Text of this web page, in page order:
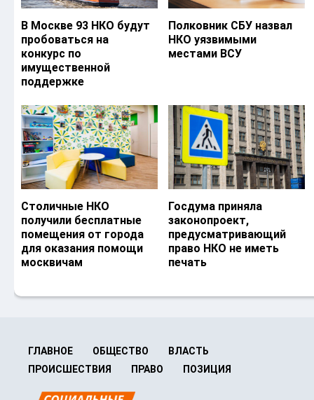
В Москве 93 НКО будут
пробоваться на
конкурс по
имущественной
поддержке
Полковник СБУ назвал
НКО уязвимыми
местами ВСУ
Столичные НКО
получили бесплатные
помещения от города
для оказания помощи
москвичам
Госдума приняла
законопроект,
предусматривающий
право НКО не иметь
печать
ГЛАВНОЕ ОБЩЕСТВО
ВЛАСТЬ
ПРОИСШЕСТВИЯ
ПРАВО ПОЗИЦИЯ